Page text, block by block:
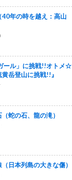
40年の時を越え：高山
ール」に挑戦!!オトメ☆
黄岳登山に挑戦!!』
蛇の石、龍の滝）
日本列島の大きな傷）